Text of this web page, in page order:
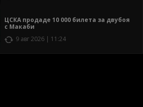
ЦСКА продаде 10 000 билета за двубоя
с Макаби
9 авг 2026 | 11:24